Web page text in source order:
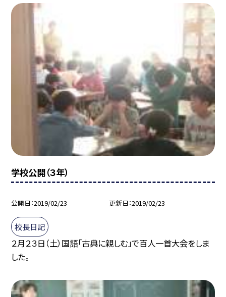
学校公開（３年）
公開日 2019/02/23 更新日 2019/02/23
校長日記
２月２３日（土）国語「古典に親しむ」で百人一首大会をしま
した。